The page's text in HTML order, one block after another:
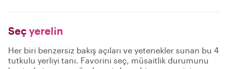
Seç yerelin
Her biri benzersiz bakış açıları ve yetenekler sunan bu 4
tutkulu yerliyi tanı. Favorini seç, müsaitlik durumunu